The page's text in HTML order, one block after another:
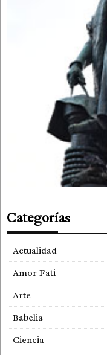
Categorías
Actualidad
Amor Fati
Arte
Babelia
Ciencia